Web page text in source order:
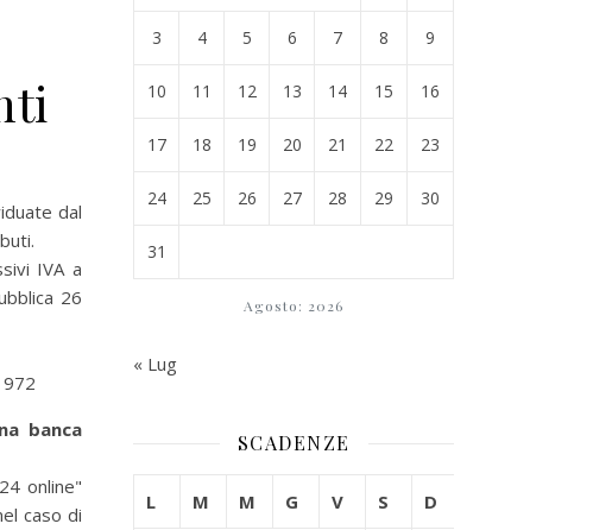
dal
IVA a
26
banca
online"
caso di
Agosto: 2026
3 4 5 6 7 8 9
10 11 12 13 14 15 16
17 18 19 20 21 22 23
24 25 26 27 28 29 30
31
« Lug
SCADENZE
L M M G V S D